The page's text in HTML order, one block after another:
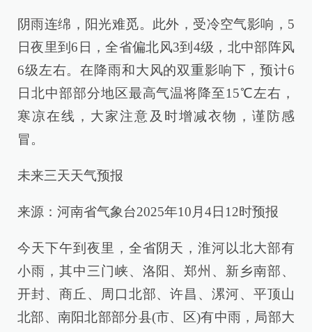
阴雨连绵，阳光难觅。此外，受冷空气影响，5
日夜里到6日，全省偏北风3到4级，北中部阵风
6级左右。在降雨和大风的双重影响下，预计6
日北中部部分地区最高气温将降至15℃左右，
寒凉在线，大家注意及时增减衣物，谨防感
冒。
未来三天天气预报
来源：河南省气象台2025年10月4日12时预报
今天下午到夜里，全省阴天，淮河以北大部有
小雨，其中三门峡、洛阳、郑州、新乡南部、
开封、商丘、周口北部、许昌、漯河、平顶山
北部、南阳北部部分县(市、区)有中雨，局部大